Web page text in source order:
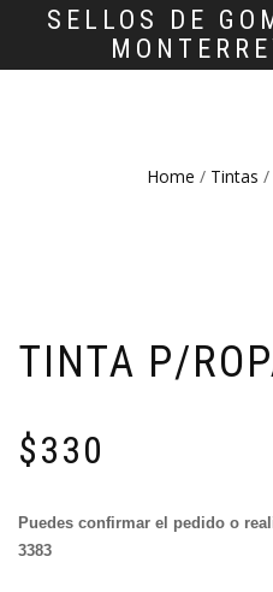
SELLOS DE
Home / Tintas /
TINTA P/
$330
Puedes confirmar el pedido o
3383